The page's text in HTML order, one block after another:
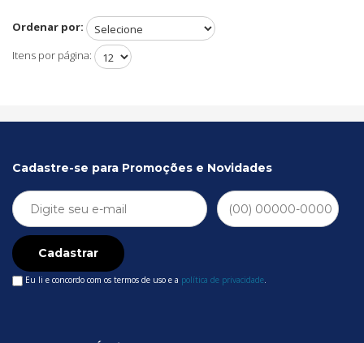
Ordenar por:
Itens por página:
Cadastre-se para Promoções e Novidades
Cadastrar
Eu li e concordo com os termos de uso e a política de privacidade.